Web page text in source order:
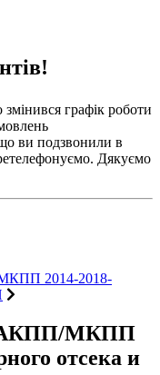
графік роботи
ви подзвонили в
Дякуємо
2014-2018-
АКПП/МКПП
отсека и